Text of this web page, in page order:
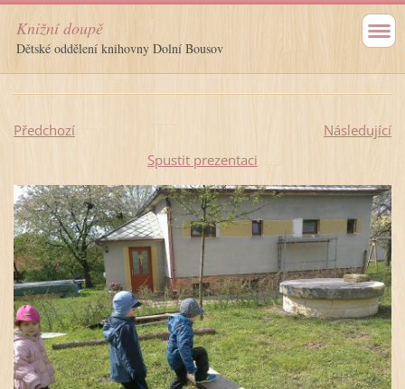
Knižní doupě
Dětské oddělení knihovny Dolní Bousov
Předchozí
Následující
Spustit prezentaci